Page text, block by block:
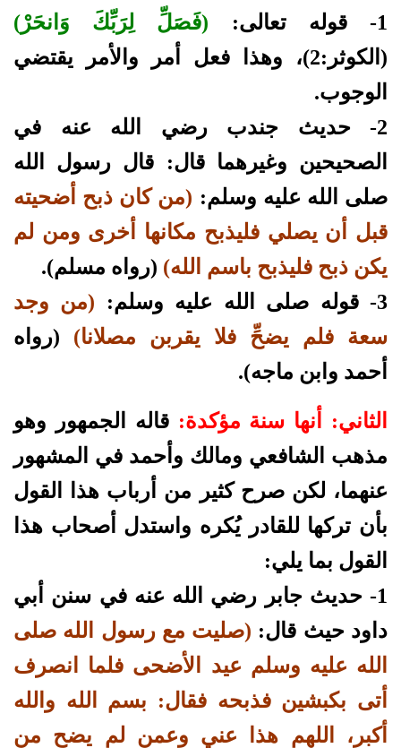
1- قوله تعالى:
(فَصَلِّ لِرَبِّكَ وَانحَرْ)
(الكوثر:2)، وهذا فعل أمر والأمر يقتضي
الوجوب.
2- حديث جندب رضي الله عنه في
الصحيحين وغيرهما قال: قال رسول الله
صلى الله عليه وسلم: (من كان ذبح أضحيته
قبل أن يصلي فليذبح مكانها أخرى ومن لم
يكن ذبح فليذبح باسم الله) (رواه مسلم).
3- قوله صلى الله عليه وسلم:
(من وجد
سعة فلم يضحِّ فلا يقربن مصلانا) (رواه
أحمد وابن ماجه).
الثاني: أنها سنة مؤكدة: قاله الجمهور وهو
مذهب الشافعي ومالك وأحمد في المشهور
عنهما، لكن صرح كثير من أرباب هذا القول
بأن تركها للقادر يُكره واستدل أصحاب هذا
القول بما يلي:
1- حديث جابر رضي الله عنه في سنن أبي
داود حيث قال: (صليت مع رسول الله صلى
الله عليه وسلم عيد الأضحى فلما انصرف
أتى بكبشين فذبحه فقال: بسم الله والله
أكبر، اللهم هذا عني وعمن لم يضح من